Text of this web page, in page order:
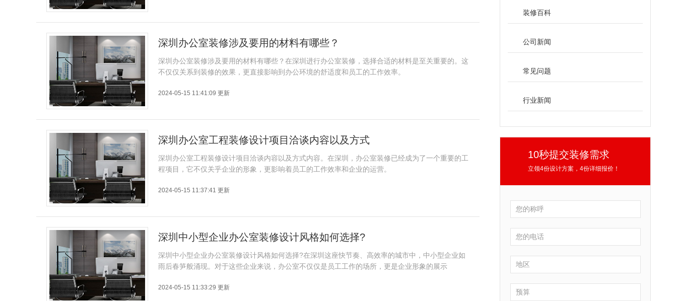
深圳办公室装修涉及要用的材料有哪些？
深圳办公室装修涉及要用的材料有哪些？在深圳进行办公室装修，选择合适的材料是至关重要的。这
不仅仅关系到装修的效果，更直接影响到办公环境的舒适度和员工的工作效率。
2024-05-15 11:41:09 更新
深圳办公室工程装修设计项目洽谈内容以及方式
深圳办公室工程装修设计项目洽谈内容以及方式内容。在深圳，办公室装修已经成为了一个重要的工
程项目，它不仅关乎企业的形象，更影响着员工的工作效率和企业的运营。
2024-05-15 11:37:41 更新
深圳中小型企业办公室装修设计风格如何选择?
深圳中小型企业办公室装修设计风格如何选择?在深圳这座快节奏、高效率的城市中，中小型企业如
雨后春笋般涌现。对于这些企业来说，办公室不仅仅是员工工作的场所，更是企业形象的展示
2024-05-15 11:33:29 更新
装修百科
公司新闻
常见问题
行业新闻
10秒提交装修需求
立领4份设计方案，4份详细报价！